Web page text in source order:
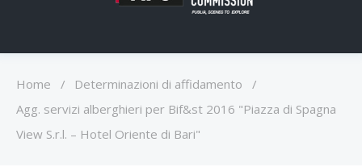
Home / Determinazioni di affidamento
/
Agg. servizi alberghieri per Bif&st 2016 "Piazza di Spagna
View S.r.l. – Hotel Oriente di Bari"